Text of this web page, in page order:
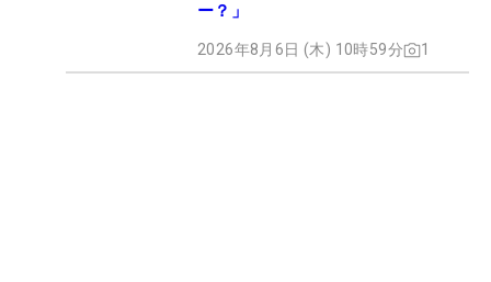
ー？」
2026年8月6日 (木) 10時59分 1